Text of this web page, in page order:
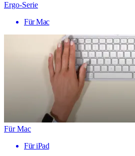
Ergo-Serie
Für Mac
Für Mac
Für iPad